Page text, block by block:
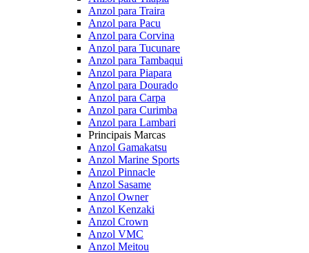
Anzol para Traira
Anzol para Pacu
Anzol para Corvina
Anzol para Tucunare
Anzol para Tambaqui
Anzol para Piapara
Anzol para Dourado
Anzol para Carpa
Anzol para Curimba
Anzol para Lambari
Principais Marcas
Anzol Gamakatsu
Anzol Marine Sports
Anzol Pinnacle
Anzol Sasame
Anzol Owner
Anzol Kenzaki
Anzol Crown
Anzol VMC
Anzol Meitou